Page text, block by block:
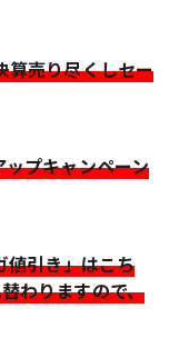
売り尽くしセー
プキャンペーン
値引き」はこち
わりますので、